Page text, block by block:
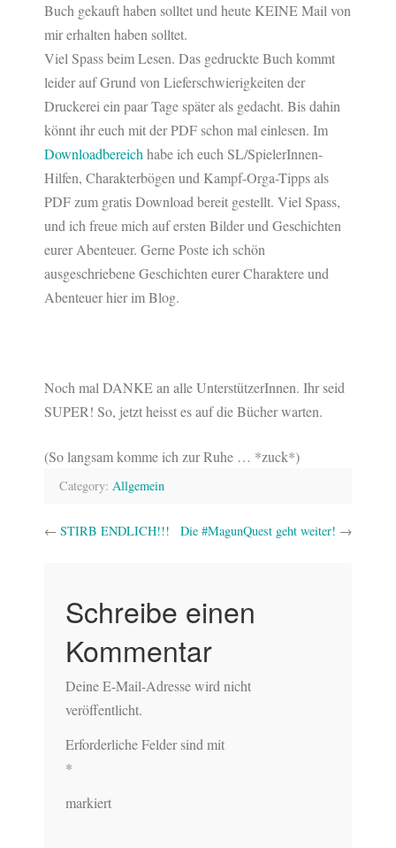
Buch gekauft haben solltet und heute KEINE Mail von
mir erhalten haben solltet.
Viel Spass beim Lesen. Das gedruckte Buch kommt
leider auf Grund von Lieferschwierigkeiten der
Druckerei ein paar Tage später als gedacht. Bis dahin
könnt ihr euch mit der PDF schon mal einlesen. Im
Downloadbereich habe ich euch SL/SpielerInnen-
Hilfen, Charakterbögen und Kampf-Orga-Tipps als
PDF zum gratis Download bereit gestellt. Viel Spass,
und ich freue mich auf ersten Bilder und Geschichten
eurer Abenteuer. Gerne Poste ich schön
ausgeschriebene Geschichten eurer Charaktere und
Abenteuer hier im Blog.
Noch mal DANKE an alle UnterstützerInnen. Ihr seid
SUPER! So, jetzt heisst es auf die Bücher warten.
(So langsam komme ich zur Ruhe … *zuck*)
Category: Allgemein
← STIRB ENDLICH!!! Die #MagunQuest geht weiter! →
Schreibe einen
Kommentar
Deine E-Mail-Adresse wird nicht
veröffentlicht.
Erforderliche Felder sind mit
*
markiert